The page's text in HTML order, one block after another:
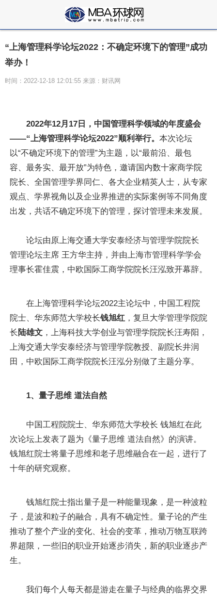
“上海管理科学论坛2022：不确定环境下的管理”成功
举办！
时间：2022-12-18 12:01:55 来源：财讯网
2022年12月17日，中国管理科学领域的年度盛会
——“上海管理科学论坛2022”顺利举行。 本次论坛
以“不确定环境下的管理”为主题，以“最前沿、最包
容、最务实、最开放”为特色，邀请国内数十家商学院
院长、全国管理学界同仁、各大企业精英人士，从专家
观点、学界视角以及企业界推进的实际案例等不同角度
出发，共话不确定环境下的管理，探讨管理未来发展。
论坛由原上海交通大学安泰经济与管理学院院长
管理论坛主席 王方华主持，并由上海市管理科学学会
理事长霍佳震，中欧国际工商学院院长汪泓致开幕辞。
在上海管理科学论坛2022主论坛中，中国工程院
院士、华东师范大学校长钱旭红 ，复旦大学管理学院院
长陆雄文 ，上海科技大学创业与管理学院院长汪寿阳，
上海交通大学安泰经济与管理学院教授、副院长井润
田，中欧国际工商学院院长汪泓分别做了主题分享。
1、量子思维 道法自然
中国工程院院士、华东师范大学校长 钱旭红在此
次论坛上发表了题为《量子思维 道法自然》的演讲。
钱旭红院士将量子思维和老子思维融合在一起，进行了
十年的研究观察。
钱旭红院士指出量子是一种能量现象，是一种波粒
子，是波和粒子的融合，具有不确定性。量子论的产生
推动了整个产业的变化、社会的变革，推动万物互联跨
界超限，一些旧的职业开始逐步消失，新的职业逐步产
生。
我们每个人每天都是游走在量子与经典的临界交界